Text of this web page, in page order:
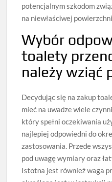
potencjalnym szkodom
na niewłaściwej
Wybór
toalety
należy wziąć
Decydując się na zakup
mieć na uwadze wiele
który spełni oczekiwania
najlepiej odpowiedni do
zastosowania. Przede
pod uwagę wymiary oraz
Istotna jest również waga